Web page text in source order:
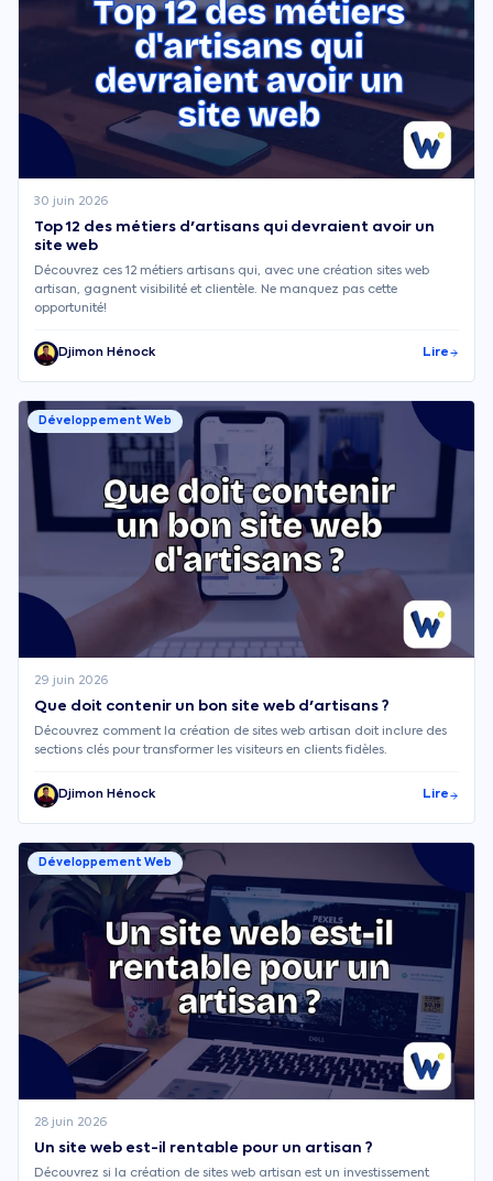
30 juin 2026
Top 12 des métiers d'artisans qui devraient avoir un
site web
Découvrez ces 12 métiers artisans qui, avec une création sites web
artisan, gagnent visibilité et clientèle. Ne manquez pas cette
opportunité!
Djimon Hénock Lire
Développement Web
29 juin 2026
Que doit contenir un bon site web d'artisans ?
Découvrez comment la création de sites web artisan doit inclure des
sections clés pour transformer les visiteurs en clients fidèles.
Djimon Hénock Lire
Développement Web
28 juin 2026
Un site web est-il rentable pour un artisan ?
Découvrez si la création de sites web artisan est un investissement